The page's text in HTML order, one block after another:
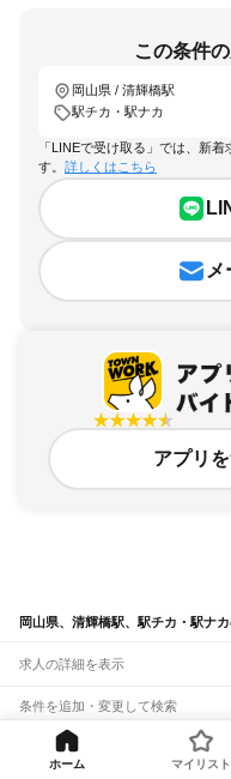
この条件
岡山県 / 清輝橋駅
駅チカ・駅ナカ
「LINEで受け取る」では、新
す。 詳しくはこちら
アプリ
岡山県、清輝橋駅、駅チカ・駅ナ
求人の詳細を表示
条件を追加・変更して検索
市区町村を追加・変更
関連キーワード
ホーム マイリスト